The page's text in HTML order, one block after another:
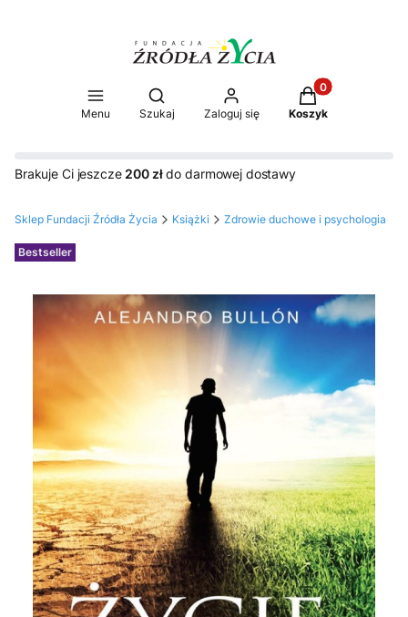
Menu
Otwórz wyszukiwarkę
Szukaj Zaloguj się
Produkty w
Koszyk
Brakuje Ci jeszcze 200 złdo darmowej dostawy
Sklep Fundacji Źródła Życia Książki Zdrowie duchowe i psychologia
Etykiety
Bestseller